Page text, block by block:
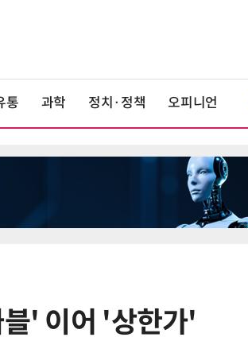
통 과학 정치·정책 오피니언
' 이어 '상한가'
6
'게이밍위크' 삼성전자-LG전자 유럽